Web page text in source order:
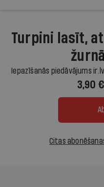
Turpini lasīt,
Iepazīšanās piedāvājums
3,90
Citas